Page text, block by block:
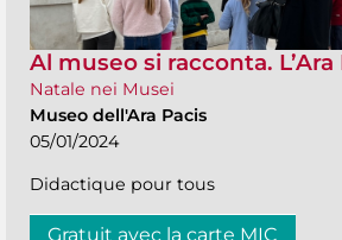
Al museo si racconta. L’Ara
Natale nei Musei
Museo dell'Ara Pacis
05/01/2024
Didactique pour tous
Gratuit avec la carte MIC